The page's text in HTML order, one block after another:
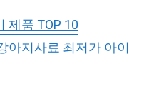
제품 TOP 10
아지사료 최저가 아이